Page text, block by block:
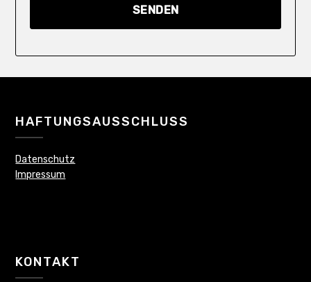
HAFTUNGSAUSSCHLUSS
Datenschutz
Impressum
KONTAKT